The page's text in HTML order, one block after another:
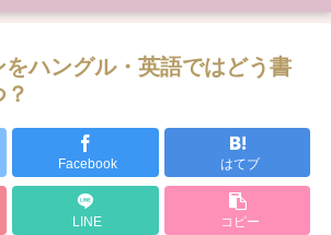
をハングル・英語ではどう書
Facebook はてブ
LINE コピー